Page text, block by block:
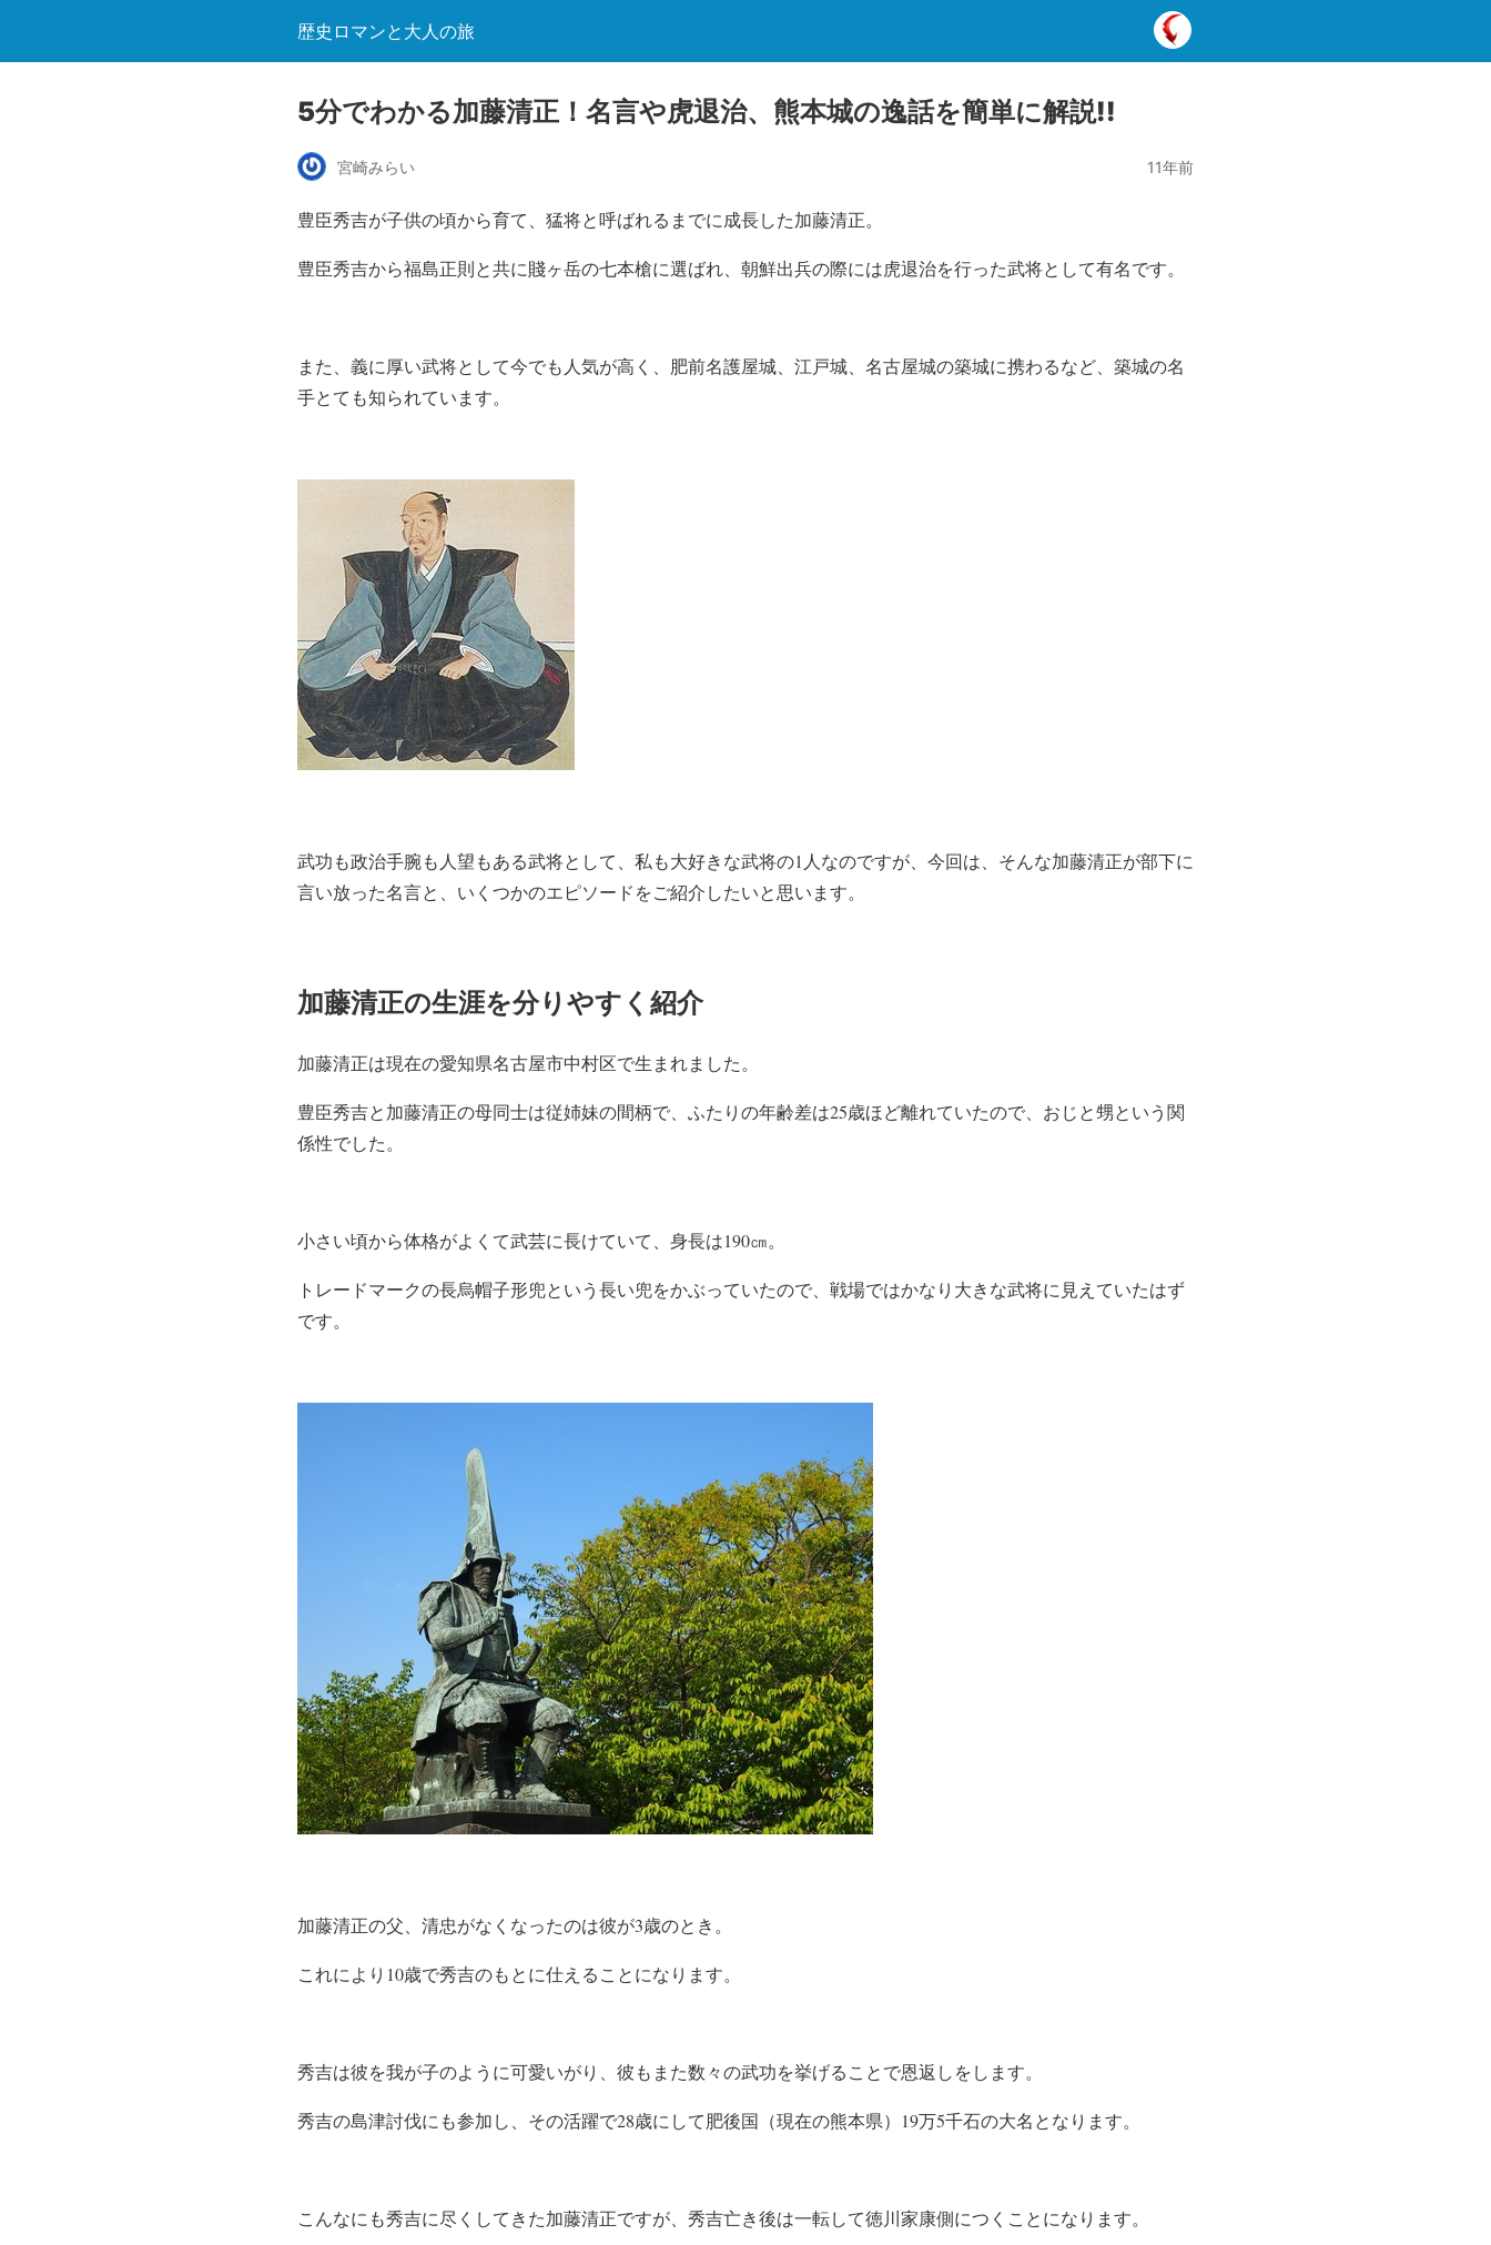
歴史ロマンと大人の旅
5分でわかる加藤清正！名言や虎退治、熊本城の逸話を簡単に解説!!
宮崎みらい 11年前
豊臣秀吉が子供の頃から育て、猛将と呼ばれるまでに成長した加藤清正。
豊臣秀吉から福島正則と共に賤ヶ岳の七本槍に選ばれ、朝鮮出兵の際には虎退治を行った武将として有名です。
また、義に厚い武将として今でも人気が高く、肥前名護屋城、江戸城、名古屋城の築城に携わるなど、築城の名
手とても知られています。
武功も政治手腕も人望もある武将として、私も大好きな武将の1人なのですが、今回は、そんな加藤清正が部下に
言い放った名言と、いくつかのエピソードをご紹介したいと思います。
加藤清正の生涯を分りやすく紹介
加藤清正は現在の愛知県名古屋市中村区で生まれました。
豊臣秀吉と加藤清正の母同士は従姉妹の間柄で、ふたりの年齢差は25歳ほど離れていたので、おじと甥という関
係性でした。
小さい頃から体格がよくて武芸に長けていて、身長は190㎝。
トレードマークの長烏帽子形兜という長い兜をかぶっていたので、戦場ではかなり大きな武将に見えていたはず
です。
加藤清正の父、清忠がなくなったのは彼が3歳のとき。
これにより10歳で秀吉のもとに仕えることになります。
秀吉は彼を我が子のように可愛いがり、彼もまた数々の武功を挙げることで恩返しをします。
秀吉の島津討伐にも参加し、その活躍で28歳にして肥後国（現在の熊本県）19万5千石の大名となります。
こんなにも秀吉に尽くしてきた加藤清正ですが、秀吉亡き後は一転して徳川家康側につくことになります。